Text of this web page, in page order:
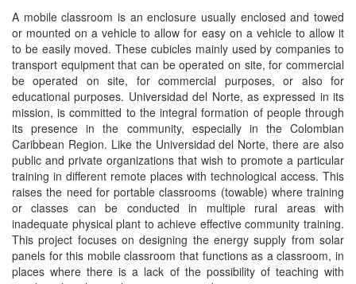
A mobile classroom is an enclosure usually enclosed and towed
or mounted on a vehicle to allow for easy on a vehicle to allow it
to be easily moved. These cubicles mainly used by companies to
transport equipment that can be operated on site, for commercial
be operated on site, for commercial purposes, or also for
educational purposes. Universidad del Norte, as expressed in its
mission, is committed to the integral formation of people through
its presence in the community, especially in the Colombian
Caribbean Region. Like the Universidad del Norte, there are also
public and private organizations that wish to promote a particular
training in different remote places with technological access. This
raises the need for portable classrooms (towable) where training
or classes can be conducted in multiple rural areas with
inadequate physical plant to achieve effective community training.
This project focuses on designing the energy supply from solar
panels for this mobile classroom that functions as a classroom, in
places where there is a lack of the possibility of teaching with